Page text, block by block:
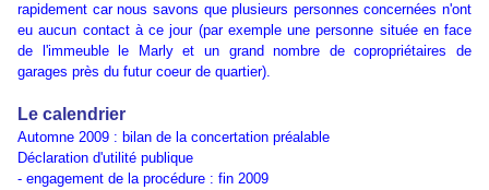
rapidement car nous savons que plusieurs personnes concernées n'ont
eu aucun contact à ce jour (par exemple une personne située en face
de l'immeuble le Marly et un grand nombre de copropriétaires de
garages près du futur coeur de quartier).
Le calendrier
Automne 2009 : bilan de la concertation préalable
Déclaration d'utilité publique
- engagement de la procédure : fin 2009